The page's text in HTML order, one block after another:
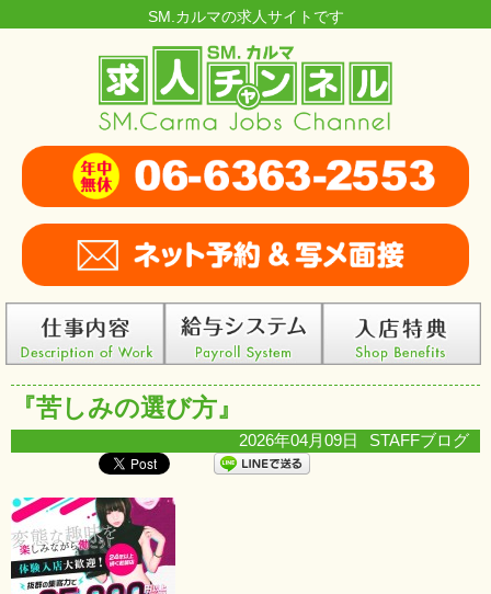
SM.カルマの求人サイトです
『苦しみの選び方』
STAFFブログ
2026年04月09日